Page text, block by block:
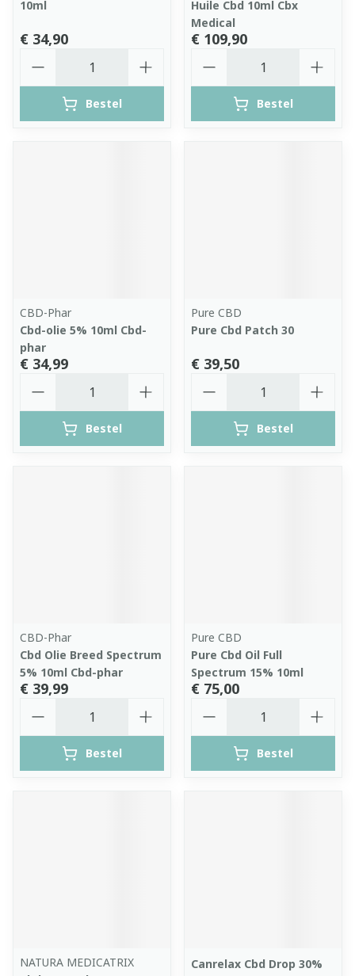
10ml
€ 34,90
Bestel
Huile Cbd 10ml Cbx
Medical
€ 109,90
Bestel
CBD-Phar
Cbd-olie 5% 10ml Cbd-
phar
€ 34,99
Bestel
Pure CBD
Pure Cbd Patch 30
€ 39,50
Bestel
CBD-Phar
Cbd Olie Breed Spectrum
5% 10ml Cbd-phar
€ 39,99
Bestel
Pure CBD
Pure Cbd Oil Full
Spectrum 15% 10ml
€ 75,00
Bestel
NATURA MEDICATRIX
Canrelax Cbd Drop 30%